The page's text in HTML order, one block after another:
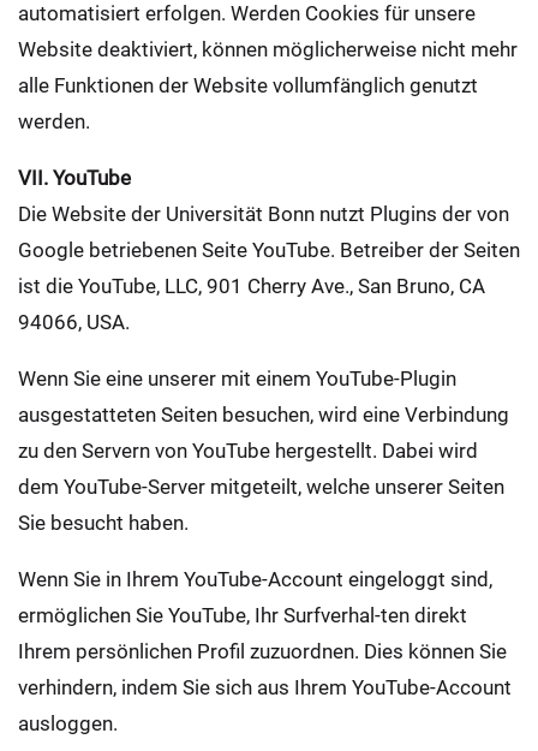
automatisiert erfolgen. Werden Cookies für unsere
Website deaktiviert, können möglicherweise nicht mehr
alle Funktionen der Website vollumfänglich genutzt
werden.
VII. YouTube
Die Website der Universität Bonn nutzt Plugins der von
Google betriebenen Seite YouTube. Betreiber der Seiten
ist die YouTube, LLC, 901 Cherry Ave., San Bruno, CA
94066, USA.
Wenn Sie eine unserer mit einem YouTube-Plugin
ausgestatteten Seiten besuchen, wird eine Verbindung
zu den Servern von YouTube hergestellt. Dabei wird
dem YouTube-Server mitgeteilt, welche unserer Seiten
Sie besucht haben.
Wenn Sie in Ihrem YouTube-Account eingeloggt sind,
ermöglichen Sie YouTube, Ihr Surfverhal-ten direkt
Ihrem persönlichen Profil zuzuordnen. Dies können Sie
verhindern, indem Sie sich aus Ihrem YouTube-Account
ausloggen.